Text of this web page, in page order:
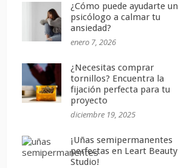
¿Cómo puede ayudarte un
psicólogo a calmar tu
ansiedad?
enero 7, 2026
¿Necesitas comprar
tornillos? Encuentra la
fijación perfecta para tu
proyecto
diciembre 19, 2025
¡Uñas semipermanentes
perfectas en Leart Beauty
Studio!